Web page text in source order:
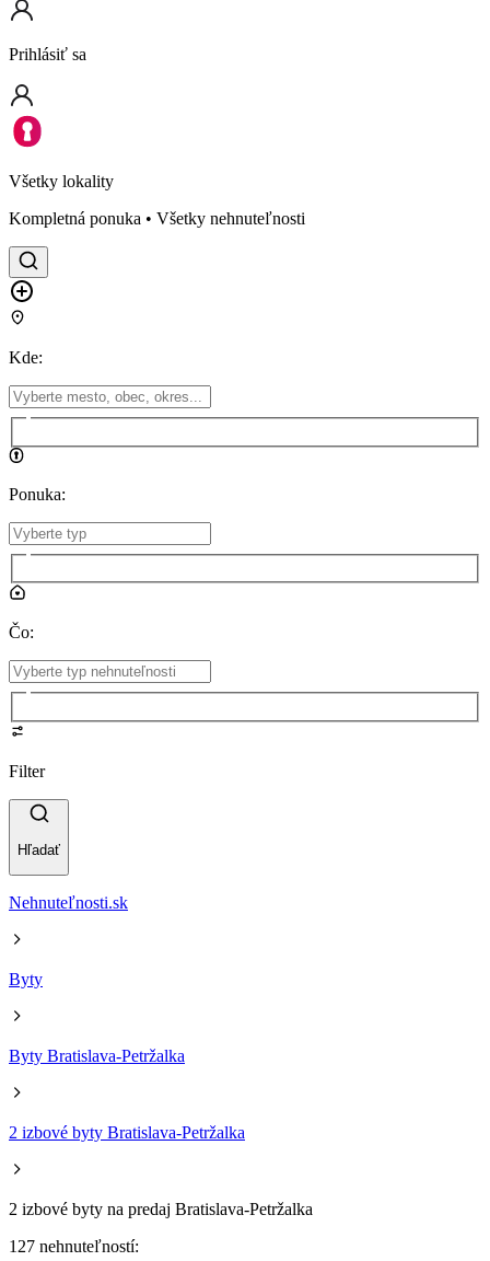
Prihlásiť sa
Všetky lokality
Kompletná ponuka • Všetky nehnuteľnosti
Kde:
Ponuka:
Čo:
Filter
Hľadať
Nehnuteľnosti.sk
Byty
Byty Bratislava-Petržalka
2 izbové byty Bratislava-Petržalka
2 izbové byty na predaj Bratislava-Petržalka
127 nehnuteľností: